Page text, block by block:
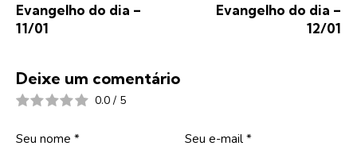
Evangelho do dia –
11/01
Evangelho do dia –
12/01
Deixe um comentário
0.0 / 5